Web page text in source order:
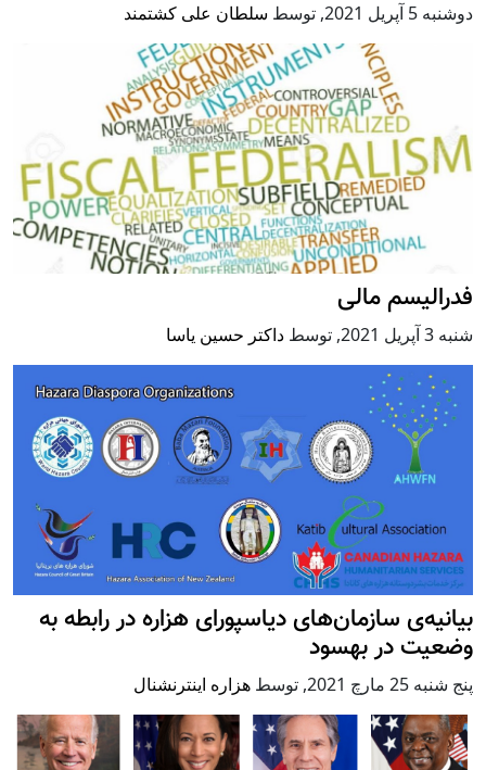
دوشنبه 5 آپریل 2021 , توسط سلطان علی کشتمند
فدرالیسم مالی
شنبه 3 آپریل 2021 , توسط داکتر حسین یاسا
بیانیه‌ی سازمان‌های دیاسپورای هزاره در رابطه به
وضعیت در بهسود
پنج شنبه 25 مارچ 2021 , توسط هزاره اینترنشنال